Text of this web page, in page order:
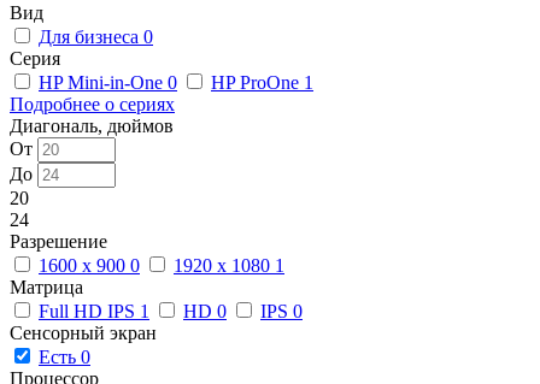
Вид
Для бизнеса 0
Серия
HP Mini-in-One 0 HP ProOne 1
Подробнее о сериях
Диагональ, дюймов
От
До
20
24
Разрешение
1600 x 900 0 1920 x 1080 1
Матрица
Full HD IPS 1 HD 0 IPS 0
Сенсорный экран
Есть 0
Процессор